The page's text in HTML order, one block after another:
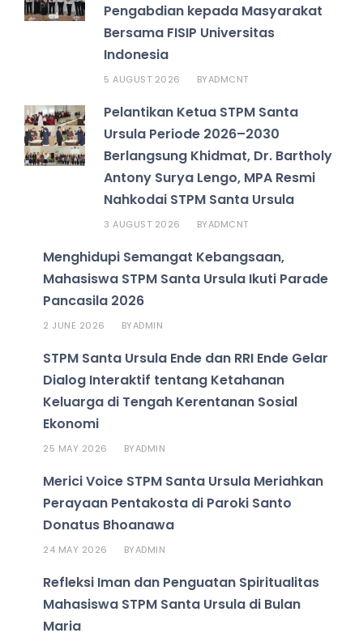
Pengabdian kepada Masyarakat
Bersama FISIP Universitas
Indonesia
5 AUGUST 2026 BYADMCNT
Pelantikan Ketua STPM Santa
Ursula Periode 2026–2030
Berlangsung Khidmat, Dr. Bartholy
Antony Surya Lengo, MPA Resmi
Nahkodai STPM Santa Ursula
3 AUGUST 2026 BYADMCNT
Menghidupi Semangat Kebangsaan,
Mahasiswa STPM Santa Ursula Ikuti Parade
Pancasila 2026
2 JUNE 2026 BYADMIN
STPM Santa Ursula Ende dan RRI Ende Gelar
Dialog Interaktif tentang Ketahanan
Keluarga di Tengah Kerentanan Sosial
Ekonomi
25 MAY 2026 BYADMIN
Merici Voice STPM Santa Ursula Meriahkan
Perayaan Pentakosta di Paroki Santo
Donatus Bhoanawa
24 MAY 2026 BYADMIN
Refleksi Iman dan Penguatan Spiritualitas
Mahasiswa STPM Santa Ursula di Bulan
Maria